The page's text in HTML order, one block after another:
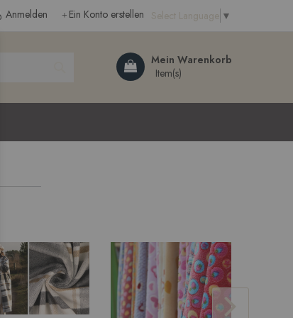
Select Language ▼
Anmelden Ein Konto erstellen
Mein Warenkorb